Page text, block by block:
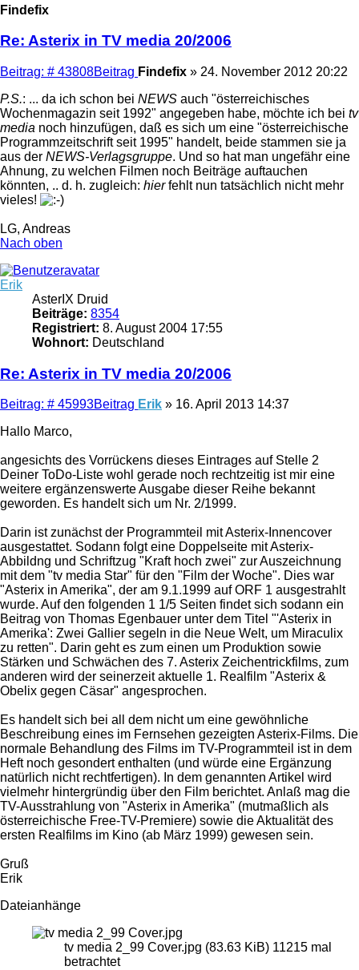
Findefix
Re: Asterix in TV media 20/2006
Beitrag: # 43808Beitrag Findefix » 24. November 2012 20:22
P.S.: ... da ich schon bei NEWS auch "österreichisches
Wochenmagazin seit 1992" angegeben habe, möchte ich bei tv
media noch hinzufügen, daß es sich um eine "österreichische
Programmzeitschrift seit 1995" handelt, beide stammen sie ja
aus der NEWS-Verlagsgruppe. Und so hat man ungefähr eine
Ahnung, zu welchen Filmen noch Beiträge auftauchen
könnten, .. d. h. zugleich: hierfehlt nun tatsächlich nicht mehr
vieles!
LG, Andreas
Nach oben
Erik
AsterIX Druid
Beiträge: 8354
Registriert: 8. August 2004 17:55
Wohnort: Deutschland
Re: Asterix in TV media 20/2006
Beitrag: # 45993Beitrag Erik » 16. April 2013 14:37
Hallo Marco,
angesichts des Vorrückens dieses Eintrages auf Stelle 2
Deiner ToDo-Liste wohl gerade noch rechtzeitig ist mir eine
weitere ergänzenswerte Ausgabe dieser Reihe bekannt
geworden. Es handelt sich um Nr. 2/1999.
Darin ist zunächst der Programmteil mit Asterix-Innencover
ausgestattet. Sodann folgt eine Doppelseite mit Asterix-
Abbildng und Schriftzug "Kraft hoch zwei" zur Auszeichnung
mit dem "tv media Star" für den "Film der Woche". Dies war
"Asterix in Amerika", der am 9.1.1999 auf ORF 1 ausgestrahlt
wurde. Auf den folgenden 1 1/5 Seiten findet sich sodann ein
Beitrag von Thomas Egenbauer unter dem Titel "'Asterix in
Amerika': Zwei Gallier segeln in die Neue Welt, um Miraculix
zu retten". Darin geht es zum einen um Produktion sowie
Stärken und Schwächen des 7. Asterix Zeichentrickfilms, zum
anderen wird der seinerzeit aktuelle 1. Realfilm "Asterix &
Obelix gegen Cäsar" angesprochen.
Es handelt sich bei all dem nicht um eine gewöhnliche
Beschreibung eines im Fernsehen gezeigten Asterix-Films. Die
normale Behandlung des Films im TV-Programmteil ist in dem
Heft noch gesondert enthalten (und würde eine Ergänzung
natürlich nicht rechtfertigen). In dem genannten Artikel wird
vielmehr hintergründig über den Film berichtet. Anlaß mag die
TV-Ausstrahlung von "Asterix in Amerika" (mutmaßlich als
österreichische Free-TV-Premiere) sowie die Aktualität des
ersten Realfilms im Kino (ab März 1999) gewesen sein.
Gruß
Erik
Dateianhänge
tv media 2_99 Cover.jpg (83.63 KiB) 11215 mal
betrachtet